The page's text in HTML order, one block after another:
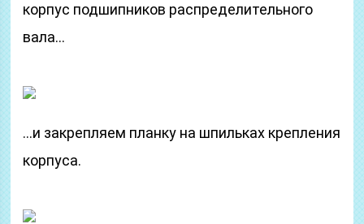
корпус подшипников распределительного
вала…
…и закрепляем планку на шпильках крепления
корпуса.